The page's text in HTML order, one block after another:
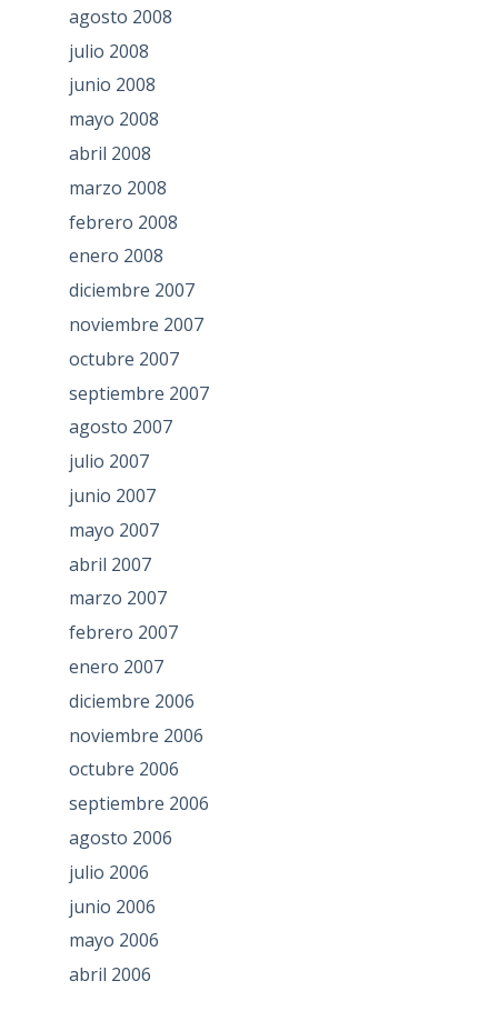
agosto 2008
julio 2008
junio 2008
mayo 2008
abril 2008
marzo 2008
febrero 2008
enero 2008
diciembre 2007
noviembre 2007
octubre 2007
septiembre 2007
agosto 2007
julio 2007
junio 2007
mayo 2007
abril 2007
marzo 2007
febrero 2007
enero 2007
diciembre 2006
noviembre 2006
octubre 2006
septiembre 2006
agosto 2006
julio 2006
junio 2006
mayo 2006
abril 2006